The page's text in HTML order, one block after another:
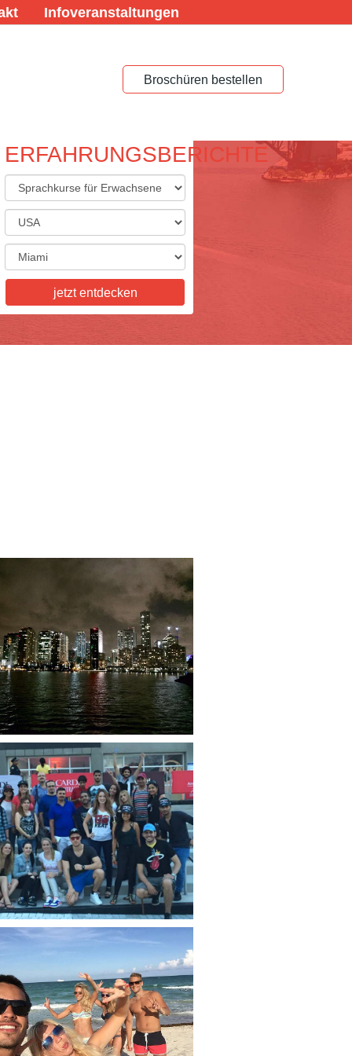
Infoveranstaltungen
Broschüren bestellen
ERFAHRUNGSBERICHTE
jetzt entdecken
FÜR
für Erwachsene,
Studienaufenthalte,
Examenskurse - wir
Vielfalt, die Sie sich
Informieren Sie sich hier.